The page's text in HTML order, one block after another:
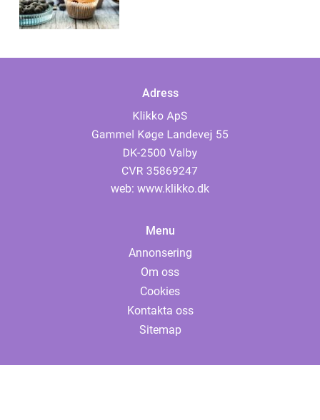
Adress
web: www.klikko.dk
Menu
Annonsering
Om oss
Cookies
Kontakta oss
Sitemap